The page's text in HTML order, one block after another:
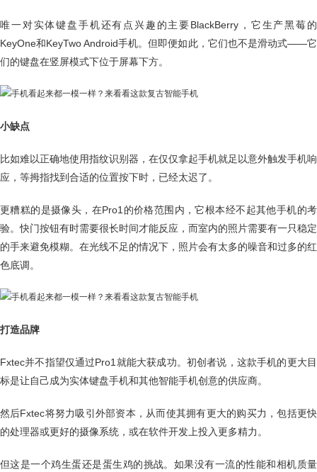
唯一对实体键盘手机还有点兴趣的主要BlackBerry，它生产黑莓的
KeyOne和KeyTwo Android手机。但即便如此，它们也不是滑动式——它
们的键盘在竖屏模式下位于屏幕下方。
小缺点
比如难以正确地使用指纹识别器，在仅仅拿起手机就足以意外触发手机响
应，等拇指找到合适的位置按下时，已经太迟了。
更糟糕的是摄像头，在Pro1的价格范围内，它根本经不起其他手机的考
验。快门按钮有时需要很长时间才能反应，而室内的照片需要有一只稳定
的手来避免模糊。在光线不足的情况下，照片会有太多的噪音和过多的红
色底调。
打造品牌
Fxtec并不指望仅通过Pro1就能大获成功。初创者说，这款手机的更大目
标是让自己成为实体键盘手机和其他智能手机创意的供应商。
然后Fxtec将努力吸引外部资本，从而使其拥有更大的购买力，包括更快
的处理器或更好的摄像系统，或在软件开发上投入更多精力。
但这是一个鸡生蛋还是蛋生鸡的挑战。如果没有一流的性能和相机质量